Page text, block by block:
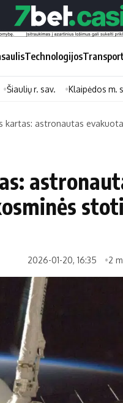
Technologijos
Kauno miesto
Klaipėdos miesto
Alytaus miesto
Marijampolės
Šiaulių r. sav. Klaipėdos m.
kartas: astronautas
2026-01-20, 16:35 2